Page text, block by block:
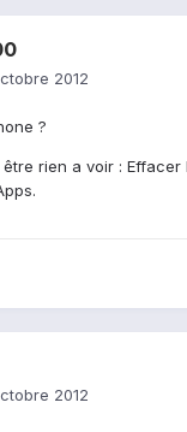
2012
?
rien a voir :
2012